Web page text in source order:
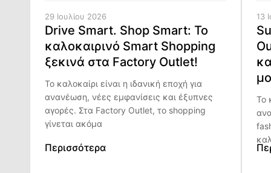
29 Ιουλίου 2026
Drive Smart. Shop Smart: Το
καλοκαιρινό Smart Shopping
ξεκινά στα Factory Outlet!
Το καλοκαίρι είναι η ιδανική εποχή για
ανανέωση, νέες εμφανίσεις και έξυπνες
αγορές. Στα Factory Outlet, το shopping
γίνεται ακόμα
Περισσότερα
13
Το